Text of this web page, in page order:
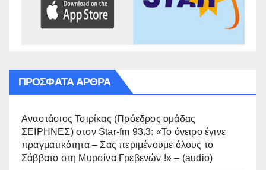
ΠΡΌΣΦΑΤΑ ΆΡΘΡΑ
Αναστάσιος Τσιρίκας (Πρόεδρος ομάδας
ΣΕΙΡΗΝΕΣ) στον Star-fm 93.3: «Το όνειρο έγινε
πραγματικότητα – Σας περιμένουμε όλους το
Σάββατο στη Μυρσίνα Γρεβενών !» – (audio)